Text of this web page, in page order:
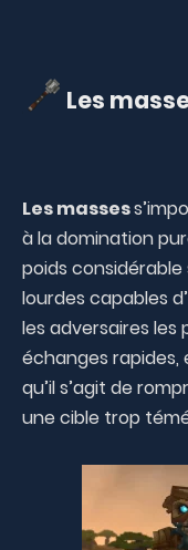
Les
Les masses
à la domination
poids
lourdes capables
les adversaires les
échanges
qu’il s’agit de
une cible trop